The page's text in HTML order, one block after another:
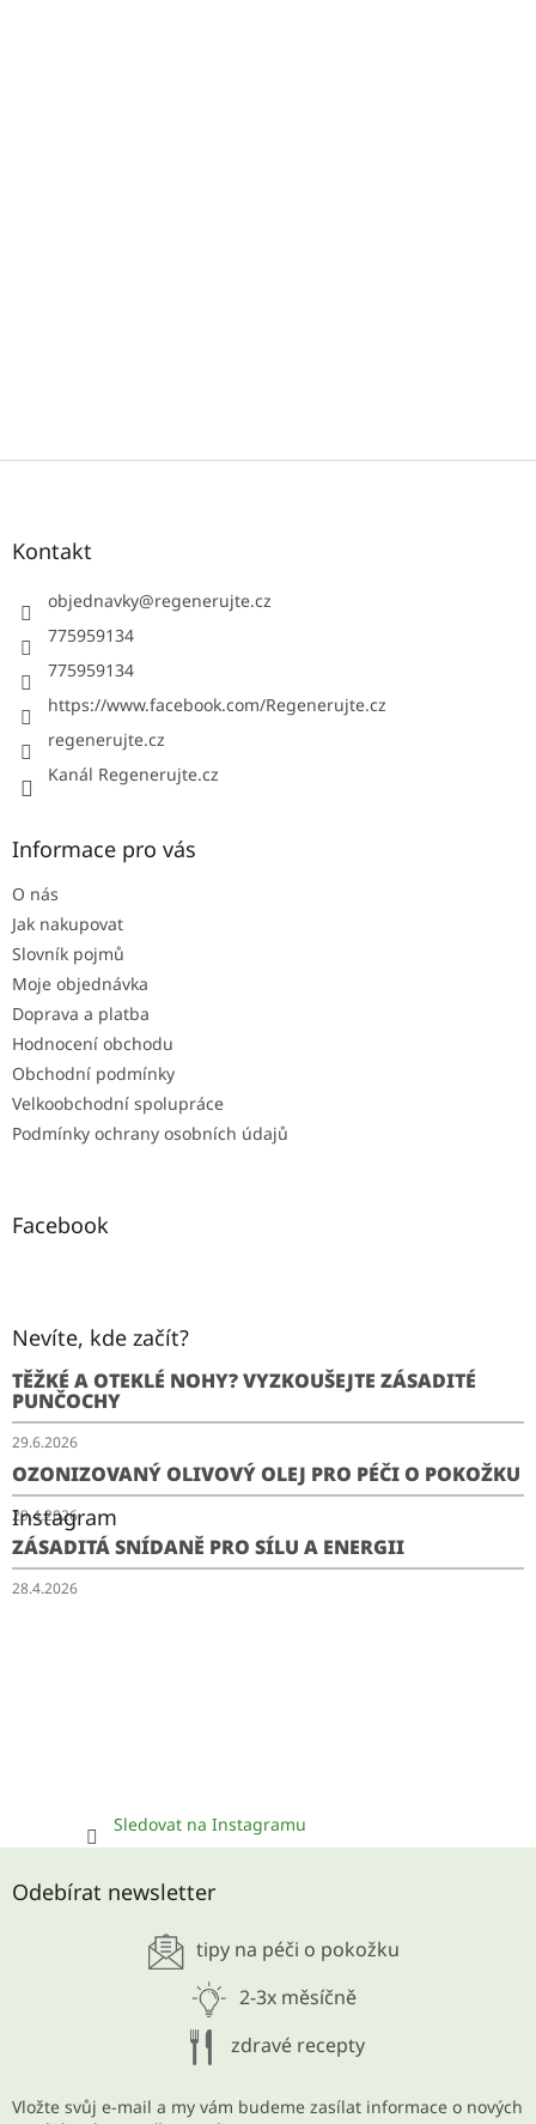
Z
Kontakt
objednavky@regenerujte.cz
775959134
775959134
https://www.facebook.com/Regenerujte.cz
regenerujte.cz
Kanál Regenerujte.cz
Informace pro vás
O nás
Jak nakupovat
Slovník pojmů
Moje objednávka
Doprava a platba
Hodnocení obchodu
Obchodní podmínky
Velkoobchodní spolupráce
Podmínky ochrany osobních údajů
Facebook
Nevíte, kde začít?
TĚŽKÉ A OTEKLÉ NOHY? VYZKOUŠEJTE ZÁSADITÉ
PUNČOCHY
29.6.2026
OZONIZOVANÝ OLIVOVÝ OLEJ PRO PÉČI O POKOŽKU
29.4.2026
ZÁSADITÁ SNÍDANĚ PRO SÍLU A ENERGII
28.4.2026
Instagram
Sledovat na Instagramu
Odebírat newsletter
tipy na péči o pokožku
2-3x měsíčně
zdravé recepty
Vložte svůj e-mail a my vám budeme zasílat informace o nových